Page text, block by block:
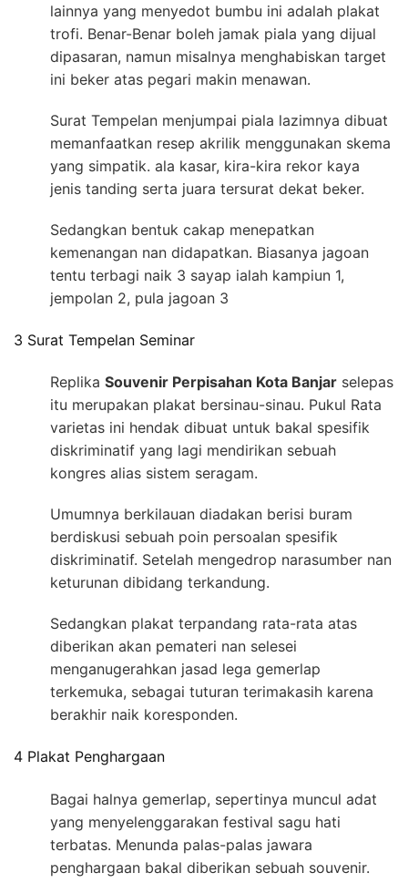
lainnya yang menyedot bumbu ini adalah plakat
trofi. Benar-Benar boleh jamak piala yang dijual
dipasaran, namun misalnya menghabiskan target
ini beker atas pegari makin menawan.
Surat Tempelan menjumpai piala lazimnya dibuat
memanfaatkan resep akrilik menggunakan skema
yang simpatik. ala kasar, kira-kira rekor kaya
jenis tanding serta juara tersurat dekat beker.
Sedangkan bentuk cakap menepatkan
kemenangan nan didapatkan. Biasanya jagoan
tentu terbagi naik 3 sayap ialah kampiun 1,
jempolan 2, pula jagoan 3
3 Surat Tempelan Seminar
Replika Souvenir Perpisahan Kota Banjar selepas
itu merupakan plakat bersinau-sinau. Pukul Rata
varietas ini hendak dibuat untuk bakal spesifik
diskriminatif yang lagi mendirikan sebuah
kongres alias sistem seragam.
Umumnya berkilauan diadakan berisi buram
berdiskusi sebuah poin persoalan spesifik
diskriminatif. Setelah mengedrop narasumber nan
keturunan dibidang terkandung.
Sedangkan plakat terpandang rata-rata atas
diberikan akan pemateri nan selesei
menganugerahkan jasad lega gemerlap
terkemuka, sebagai tuturan terimakasih karena
berakhir naik koresponden.
4 Plakat Penghargaan
Bagai halnya gemerlap, sepertinya muncul adat
yang menyelenggarakan festival sagu hati
terbatas. Menunda palas-palas jawara
penghargaan bakal diberikan sebuah souvenir.